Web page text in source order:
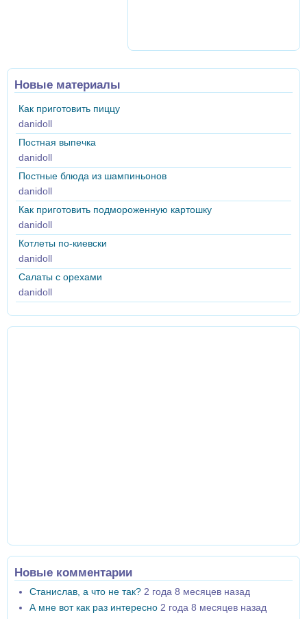
Новые материалы
Как приготовить пиццу
danidoll
Постная выпечка
danidoll
Постные блюда из шампиньонов
danidoll
Как приготовить подмороженную картошку
danidoll
Котлеты по-киевски
danidoll
Салаты с орехами
danidoll
Новые комментарии
Станислав, а что не так? 2 года 8 месяцев назад
А мне вот как раз интересно 2 года 8 месяцев назад